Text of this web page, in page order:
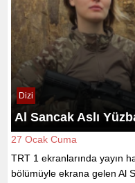
Dizi
Al Sancak Aslı
27 Ocak Cuma
TRT 1 ekranlarında yayın
bölümüyle ekrana gelen Al